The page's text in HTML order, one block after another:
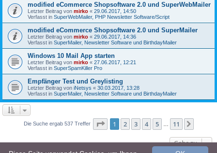
modified eCommerce Shopsoftware 2.0 und SuperWebMailer
Letzter Beitrag von mirko « 29.06.2017, 14:50
Verfasst in SuperWebMailer, PHP Newsletter Software/Script
modified eCommerce Shopsoftware 2.0 und SuperMailer
Letzter Beitrag von mirko « 29.06.2017, 14:36
Verfasst in SuperMailer, Newsletter Software und BirthdayMailer
Windows 10 Mail App starten
Letzter Beitrag von mirko « 27.06.2017, 12:21
Verfasst in SuperSpamKiller Pro
Empfänger Test und Greylisting
Letzter Beitrag von iNetsys « 30.03.2017, 13:28
Verfasst in SuperMailer, Newsletter Software und BirthdayMailer
Die Suche ergab 537 Treffer Seite 1von 11
1 2 3 4 5 11
Gehe zu